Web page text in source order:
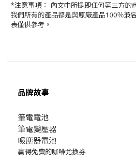
*注意事項： 內文中所提即任何第三方的
我們所有的產品都是與原廠產品100％兼
表僅供參考。
品牌故事
筆電電池
筆電變壓器
吸塵器電池
贏得免費的咖啡兌換券